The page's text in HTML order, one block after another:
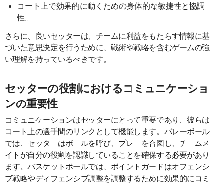
コート上で効果的に動くための身体的な敏捷性と協調
性。
さらに、良いセッターは、チームに利益をもたらす情報に基
づいた意思決定を行うために、戦術や戦略を含むゲームの強
い理解を持っているべきです。
セッターの役割におけるコミュニケーショ
ンの重要性
コミュニケーションはセッターにとって重要であり、彼らは
コート上の選手間のリンクとして機能します。バレーボール
では、セッターはボールを呼び、プレーを合図し、チームメ
イトが自分の役割を認識していることを確保する必要があり
ます。バスケットボールでは、ポイントガードはオフェンシ
ブ戦略やディフェンシブ調整を調整するために効果的にコミ